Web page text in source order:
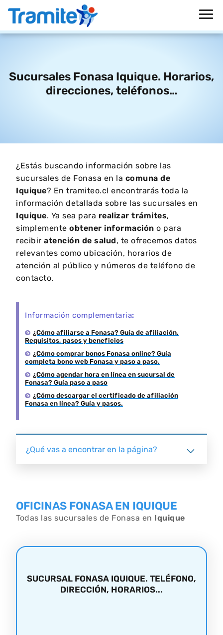
Sucursales Fonasa Iquique. Horarios,
direcciones, teléfonos…
¿Estás buscando información sobre las
sucursales de Fonasa en la comuna de
Iquique? En tramiteo.cl encontrarás toda la
información detallada sobre las sucursales en
Iquique. Ya sea para realizar trámites,
simplemente obtener información o para
recibir atención de salud, te ofrecemos datos
relevantes como ubicación, horarios de
atención al público y números de teléfono de
contacto.
Información complementaria:
¿Cómo afiliarse a Fonasa? Guía de afiliación.
Requisitos, pasos y beneficios
¿Cómo comprar bonos Fonasa online? Guía
completa bono web Fonasa y paso a paso.
¿Cómo agendar hora en línea en sucursal de
Fonasa? Guía paso a paso
¿Cómo descargar el certificado de afiliación
Fonasa en línea? Guía y pasos.
¿Qué vas a encontrar en la página?
OFICINAS FONASA EN IQUIQUE
Todas las sucursales de Fonasa en Iquique
SUCURSAL FONASA IQUIQUE. TELÉFONO,
DIRECCIÓN, HORARIOS...